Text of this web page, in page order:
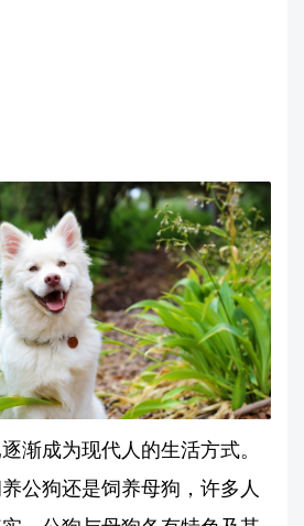
渐成为现代人的生活方式。
公狗还是饲养母狗，许多人